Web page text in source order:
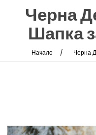
Черна
Шапка
Начало Черна